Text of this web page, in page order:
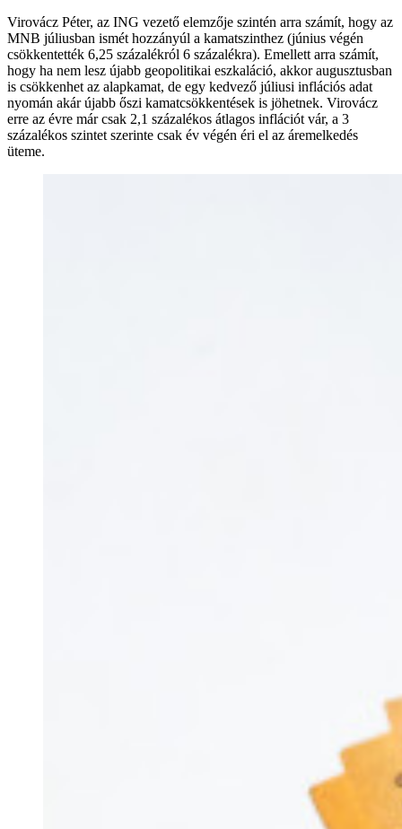
Virovácz Péter, az ING vezető elemzője szintén arra számít, hogy az
MNB júliusban ismét hozzányúl a kamatszinthez (június végén
csökkentették 6,25 százalékról 6 százalékra). Emellett arra számít,
hogy ha nem lesz újabb geopolitikai eszkaláció, akkor augusztusban
is csökkenhet az alapkamat, de egy kedvező júliusi inflációs adat
nyomán akár újabb őszi kamatcsökkentések is jöhetnek. Virovácz
erre az évre már csak 2,1 százalékos átlagos inflációt vár, a 3
százalékos szintet szerinte csak év végén éri el az áremelkedés
üteme.